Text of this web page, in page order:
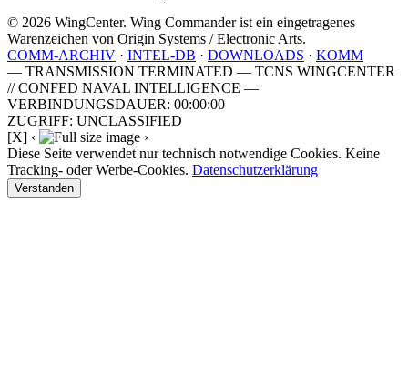
© 2026 WingCenter. Wing Commander ist ein eingetragenes
Warenzeichen von Origin Systems / Electronic Arts.
COMM-ARCHIV · INTEL-DB · DOWNLOADS · KOMM
— TRANSMISSION TERMINATED — TCNS WINGCENTER
// CONFED NAVAL INTELLIGENCE —
VERBINDUNGSDAUER: 00:00:00
ZUGRIFF: UNCLASSIFIED
[X] ‹
›
Diese Seite verwendet nur technisch notwendige Cookies. Keine
Tracking- oder Werbe-Cookies. Datenschutzerklärung
Verstanden